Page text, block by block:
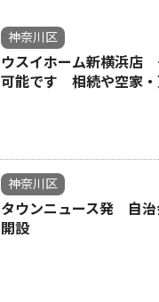
神奈川区
ウスイホーム新横浜店
可能です 相続や空家・
神奈川区
タウンニュース発 自治
開設